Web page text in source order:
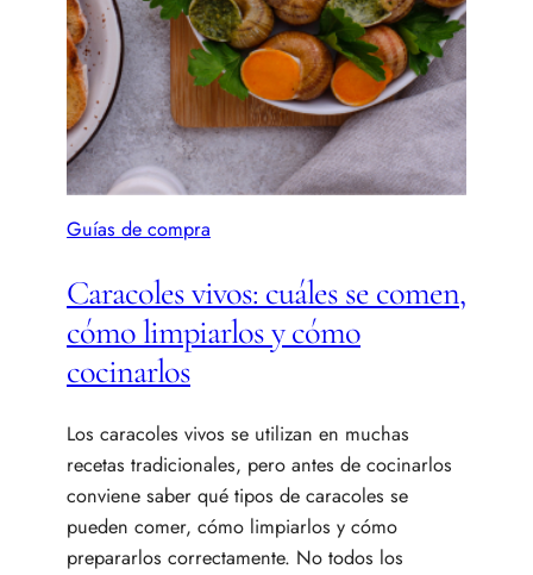
Guías de compra
Caracoles vivos: cuáles se comen,
cómo limpiarlos y cómo
cocinarlos
Los caracoles vivos se utilizan en muchas
recetas tradicionales, pero antes de cocinarlos
conviene saber qué tipos de caracoles se
pueden comer, cómo limpiarlos y cómo
prepararlos correctamente. No todos los